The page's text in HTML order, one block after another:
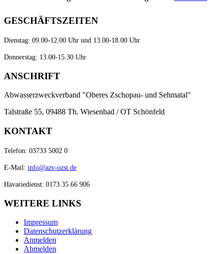
GESCHÄFTSZEITEN
Dienstag: 09.00-12.00 Uhr und 13.00-18.00 Uhr
Donnerstag: 13.00-15.30 Uhr
ANSCHRIFT
Abwasserzweckverband "Oberes Zschopau- und Sehmatal"
Talstraße 55, 09488 Th. Wiesenbad / OT Schönfeld
KONTAKT
Telefon: 03733 5002 0
E-Mail: info@azv-ozst.de
Havariedienst: 0173 35 66 906
WEITERE LINKS
Impressum
Datenschutzerklärung
Anmelden
Abmelden